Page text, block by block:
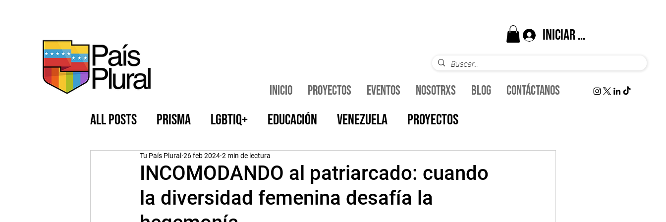
Inicio Proyectos Eventos Nosotrxs Blog Contáctanos
Iniciar sesión
All Posts PRISMA LGBTIQ+ Educación Venezuela Proyectos
Nuestra Comunidad Opinión
Feminismo La Vie en Queer Artistas La Vie En Queer
INCOMODANDO al patriarcado: cuando
la diversidad femenina desafía la
Tu País Plural 26 feb 2024 2 min de lectura